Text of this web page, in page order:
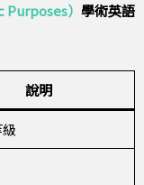
） 學術英語
說明